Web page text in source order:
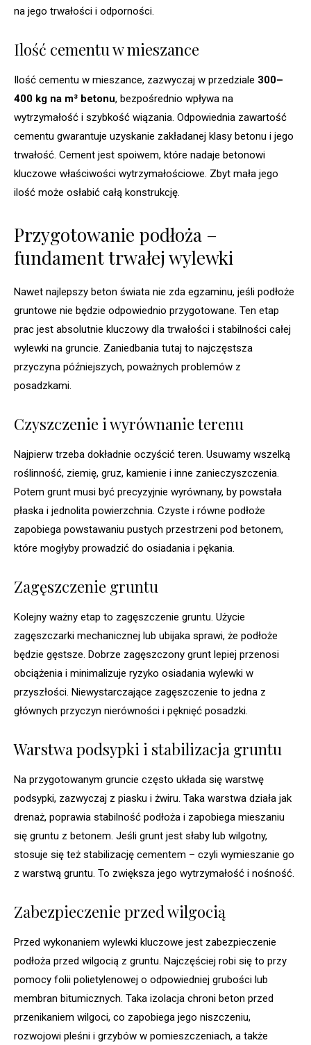
na jego trwałości i odporności.
Ilość cementu w mieszance
Ilość cementu w mieszance, zazwyczaj w przedziale 300–
400 kg na m³ betonu, bezpośrednio wpływa na
wytrzymałość i szybkość wiązania. Odpowiednia zawartość
cementu gwarantuje uzyskanie zakładanej klasy betonu i jego
trwałość. Cement jest spoiwem, które nadaje betonowi
kluczowe właściwości wytrzymałościowe. Zbyt mała jego
ilość może osłabić całą konstrukcję.
Przygotowanie podłoża –
fundament trwałej wylewki
Nawet najlepszy beton świata nie zda egzaminu, jeśli podłoże
gruntowe nie będzie odpowiednio przygotowane. Ten etap
prac jest absolutnie kluczowy dla trwałości i stabilności całej
wylewki na gruncie. Zaniedbania tutaj to najczęstsza
przyczyna późniejszych, poważnych problemów z
posadzkami.
Czyszczenie i wyrównanie terenu
Najpierw trzeba dokładnie oczyścić teren. Usuwamy wszelką
roślinność, ziemię, gruz, kamienie i inne zanieczyszczenia.
Potem grunt musi być precyzyjnie wyrównany, by powstała
płaska i jednolita powierzchnia. Czyste i równe podłoże
zapobiega powstawaniu pustych przestrzeni pod betonem,
które mogłyby prowadzić do osiadania i pękania.
Zagęszczenie gruntu
Kolejny ważny etap to zagęszczenie gruntu. Użycie
zagęszczarki mechanicznej lub ubijaka sprawi, że podłoże
będzie gęstsze. Dobrze zagęszczony grunt lepiej przenosi
obciążenia i minimalizuje ryzyko osiadania wylewki w
przyszłości. Niewystarczające zagęszczenie to jedna z
głównych przyczyn nierówności i pęknięć posadzki.
Warstwa podsypki i stabilizacja gruntu
Na przygotowanym gruncie często układa się warstwę
podsypki, zazwyczaj z piasku i żwiru. Taka warstwa działa jak
drenaż, poprawia stabilność podłoża i zapobiega mieszaniu
się gruntu z betonem. Jeśli grunt jest słaby lub wilgotny,
stosuje się też stabilizację cementem – czyli wymieszanie go
z warstwą gruntu. To zwiększa jego wytrzymałość i nośność.
Zabezpieczenie przed wilgocią
Przed wykonaniem wylewki kluczowe jest zabezpieczenie
podłoża przed wilgocią z gruntu. Najczęściej robi się to przy
pomocy folii polietylenowej o odpowiedniej grubości lub
membran bitumicznych. Taka izolacja chroni beton przed
przenikaniem wilgoci, co zapobiega jego niszczeniu,
rozwojowi pleśni i grzybów w pomieszczeniach, a także